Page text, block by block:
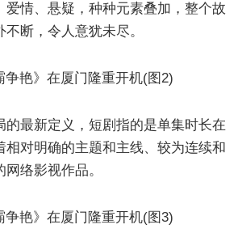
爱情、悬疑，种种元素叠加，整个故
断，令人意犹未尽。
的最新定义，短剧指的是单集时长在
相对明确的主题和主线、较为连续和
络影视作品。